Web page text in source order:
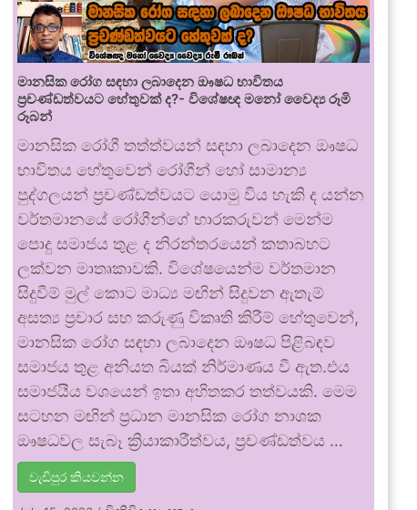
මානසික රෝග සඳහා ලබාදෙන ඖෂධ භාවිතය
ප්‍රචණ්ඩත්වයට හේතුවක් ද?- විශේෂඥ මනෝ වෛද්‍ය රූමි
රූබන්
මානසික රෝගී තත්ත්වයන් සඳහා ලබාදෙන ඖෂධ
භාවිතය හේතුවෙන් රෝගීන් හෝ සාමාන්‍ය
පුද්ගලයන් ප්‍රචණ්ඩත්වයට යොමු විය හැකි ද යන්න
වර්තමානයේ රෝගීන්ගේ භාරකරුවන් මෙන්ම
පොදු සමාජය තුළ ද නිරන්තරයෙන් කතාබහට
ලක්වන මාතෘකාවකි. විශේෂයෙන්ම වර්තමාන
සිදුවීම් මුල් කොට මාධ්‍ය මඟින් සිදුවන ඇතැම්
අසත්‍ය ප්‍රචාර සහ කරුණු විකෘති කිරීම් හේතුවෙන්,
මානසික රෝග සඳහා ලබාදෙන ඖෂධ පිළිබඳව
සමාජය තුළ අනියත බියක් නිර්මාණය වී ඇත.එය
සමාජයීය වශයෙන් ඉතා අහිතකර තත්වයකි. මෙම
සටහන මඟින් ප්‍රධාන මානසික රෝග නාශක
ඖෂධවල සැබෑ ක්‍රියාකාරීත්වය, ප්‍රචණ්ඩත්වය …
වැඩිපුර කියවන්න